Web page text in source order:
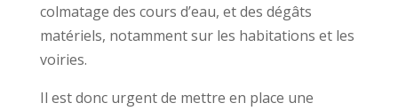
colmatage des cours d’eau, et des dégâts
matériels, notamment sur les habitations et les
voiries.
Il est donc urgent de mettre en place une